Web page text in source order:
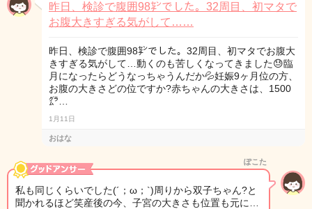
昨日、検診で腹囲98㌢でした。32周目、初マタで
お腹大きすぎる気がして……
昨日、検診で腹囲98㌢でした。32周目、初マタでお腹大
きすぎる気がして…動くのも苦しくなってきました😓臨
月になったらどうなっちゃうんだか💦妊娠9ヶ月位の方、
お腹の大きさどの位ですか?赤ちゃんの大きさは、1500
㌘…
1月11日
おはな
ぽこた
私も同じくらいでした(´；ω；`)周りから双子ちゃん?と
聞かれるほど笑産後の今、子宮の大きさも位置も元に…